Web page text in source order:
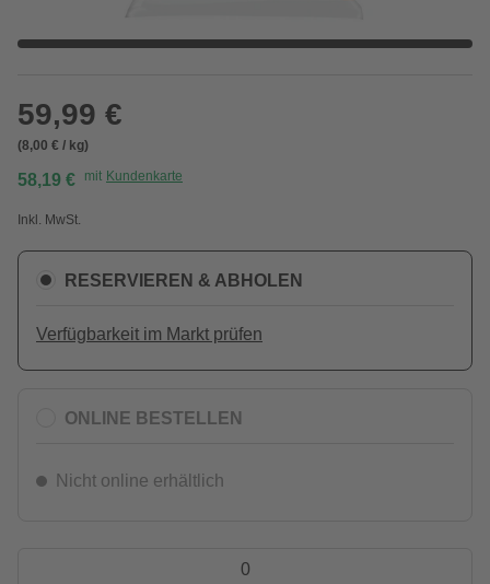
59,99 €
(8,00 € / kg)
58,19 € mit Kundenkarte
Inkl. MwSt.
RESERVIEREN & ABHOLEN
Verfügbarkeit im Markt prüfen
ONLINE BESTELLEN
Nicht online erhältlich